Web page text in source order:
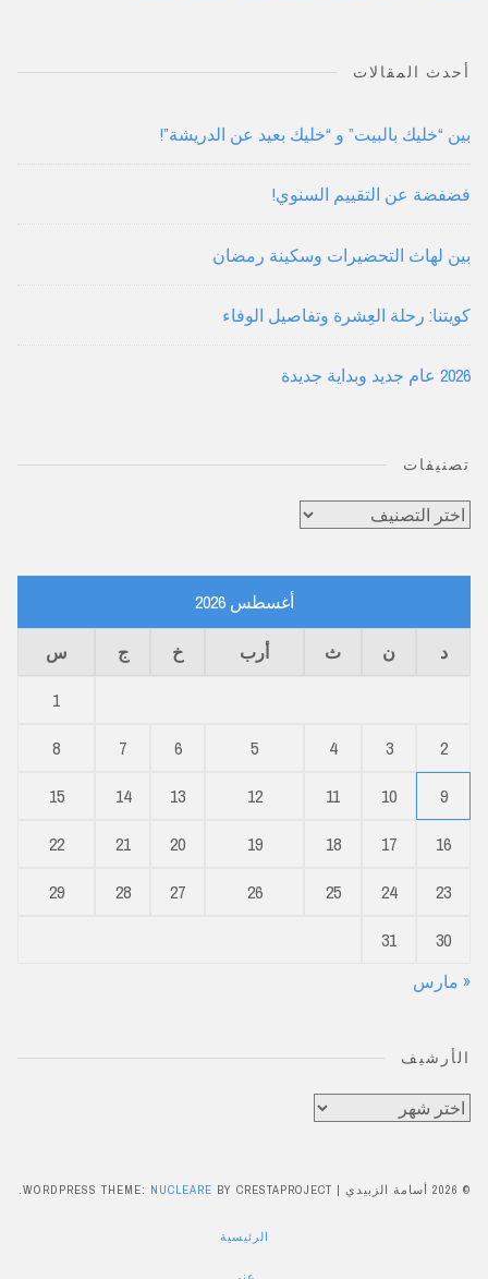
أحدث المقالات
بين “خليك بالبيت” و “خليك بعيد عن الدريشة”!
فضفضة عن التقييم السنوي!
بين لهاث التحضيرات وسكينة رمضان
كويتنا: رحلة العِشرة وتفاصيل الوفاء
2026 عام جديد وبداية جديدة
تصنيفات
تصنيفات
أغسطس 2026
د ن ث أرب خ ج
س
1
2
3
4
5
6
7
8
9
10
11
12
13
14
15
16
17
18
19
20
21
22
23
24
25
26
27
28
29
30
31
« مارس
الأرشيف
الأرشيف
© 2026 أسامة الزبيدي |
WORDPRESS THEME: NUCLEARE BY CRESTAPROJECT.
الرئيسية